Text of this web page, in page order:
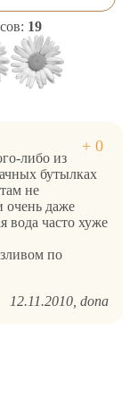
19
либо из
бутылках
не
очень даже
вода часто хуже
по
12.11.2010 dona